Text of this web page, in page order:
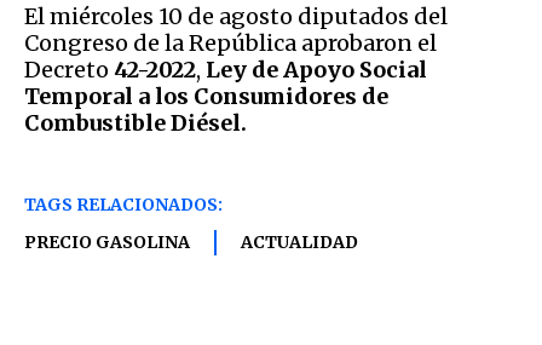
El miércoles 10 de agosto diputados del
Congreso de la República aprobaron el
Decreto 42-2022, Ley de Apoyo Social
Temporal a los Consumidores de
Combustible Diésel.
TAGS RELACIONADOS:
PRECIO GASOLINA
ACTUALIDAD